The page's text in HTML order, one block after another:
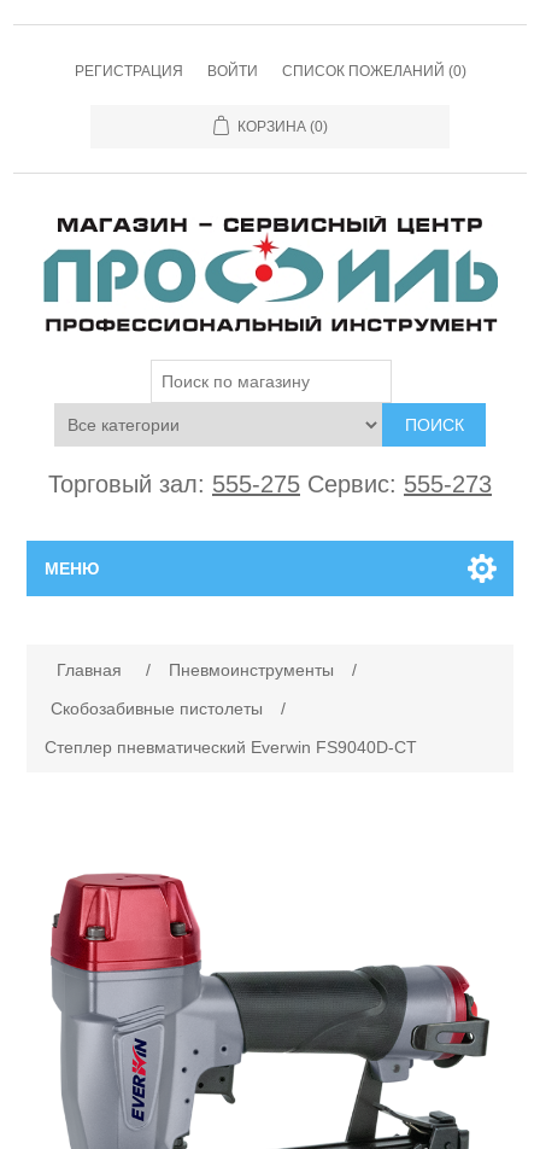
РЕГИСТРАЦИЯ ВОЙТИ СПИСОК ПОЖЕЛАНИЙ (0)
КОРЗИНА (0)
ПОИСК
Торговый зал: 555-275 Сервис: 555-273
МЕНЮ
Электроинструмент
Сервисный центр
Ремонт инструмента марки Makita
Ремонт инструмента марки Champion
Ремонт инструмента марки DCK
Производители
Сервисы
Новости
Главная / Пневмоинструменты
/
Скобозабивные пистолеты
/
Степлер пневматический Everwin FS9040D-CT